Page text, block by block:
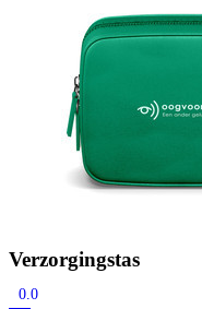
Signia Silk
Oticon Intent 1 - Oplaadbaar
De Oticon Intent is het
Verzorgingstas
0.0